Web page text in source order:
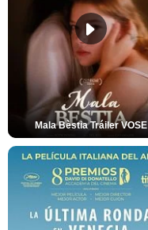
Mala Bèstia Tráiler VOSE